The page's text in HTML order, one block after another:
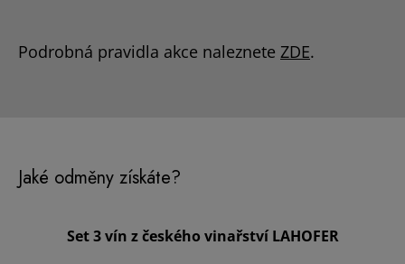
Podrobná pravidla akce naleznete ZDE.
Jaké odměny získáte?
Set 3 vín z českého vinařství LAHOFER